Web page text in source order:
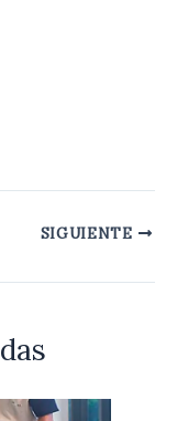
SIGUIENTE